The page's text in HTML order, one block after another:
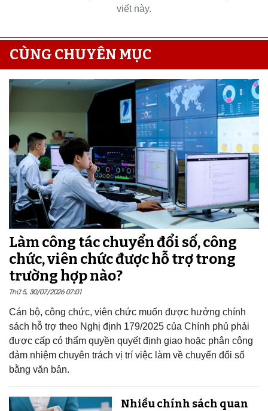
viết này.
CÙNG CHUYÊN MỤC
Làm công tác chuyển đổi số, công
chức, viên chức được hỗ trợ trong
trường hợp nào?
Thứ 5, 30/07/2026 07:01
Cán bộ, công chức, viên chức muốn được hưởng chính
sách hỗ trợ theo Nghị định 179/2025 của Chính phủ phải
được cấp có thẩm quyền quyết định giao hoặc phân công
đảm nhiệm chuyên trách vị trí việc làm về chuyển đổi số
bằng văn bản.
Nhiều chính sách quan